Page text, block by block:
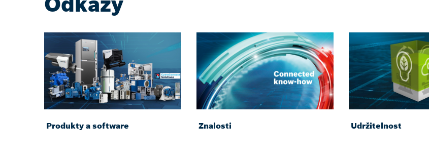
Produkty a software Znalosti Udržitelnost